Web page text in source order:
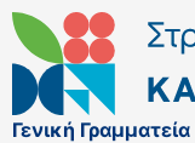
Γενική